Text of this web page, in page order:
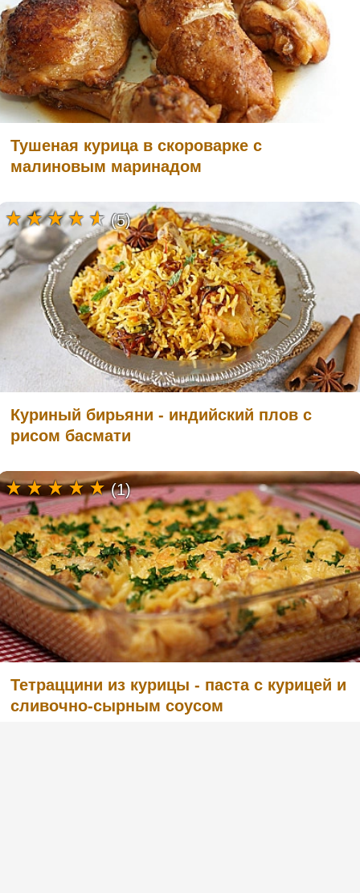
Тушеная курица в скороварке с
малиновым маринадом
Куриный бирьяни - индийский плов с
рисом басмати
(5)
Тетраццини из курицы - паста с курицей и
сливочно-сырным соусом
(1)